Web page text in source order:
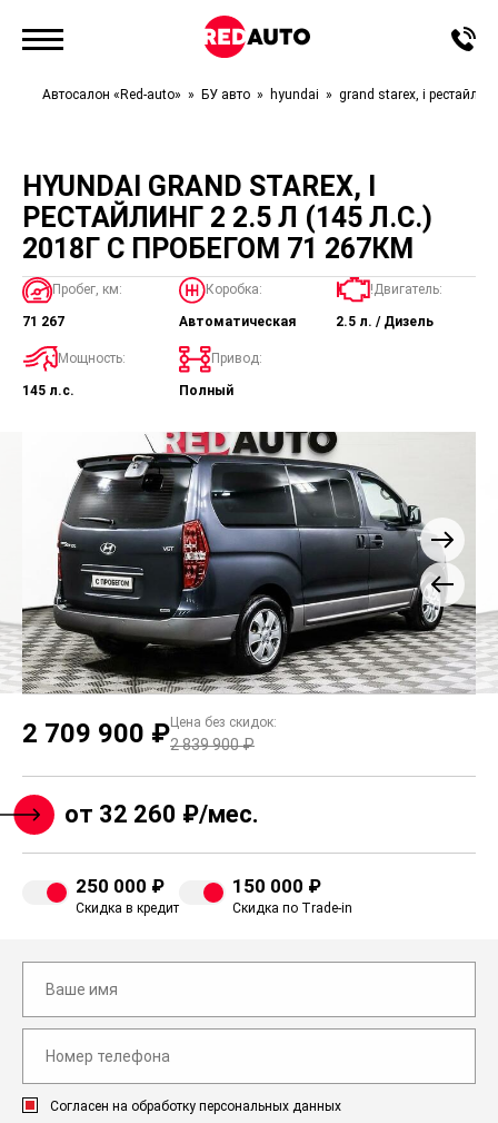
Автосалон «Red-auto» БУ авто hyundai grand starex, i
HYUNDAI GRAND STAREX, I
РЕСТАЙЛИНГ 2 2.5 Л (145 Л.С.)
2018Г С ПРОБЕГОМ 71 267КМ
Пробег, км:
71 267
Коробка:
Автоматическая
!Двигатель:
2.5 л. / Дизель
Мощность:
145 л.с.
Привод:
Полный
2 709 900 ₽Цена без скидок:
2 839 900 ₽
от 32 260 ₽/мес.
250 000 ₽
Скидка в кредит
150 000 ₽
Скидка по Trade-in
Согласен на обработку персональных данных